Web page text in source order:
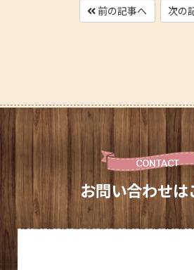
前の記事へ 次の
CONTACT
お問い合わせは